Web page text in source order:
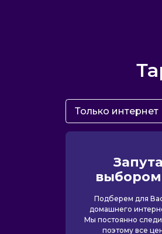
Только интернет
Подберем для
домашнего
Мы постоянно
поэтому все